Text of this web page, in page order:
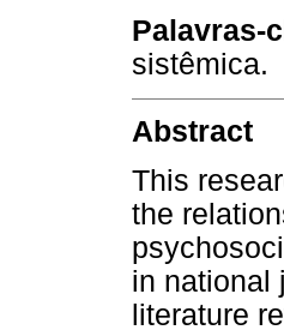
Palavras-
sistêmica.
Abstract
This
the
in national
literature